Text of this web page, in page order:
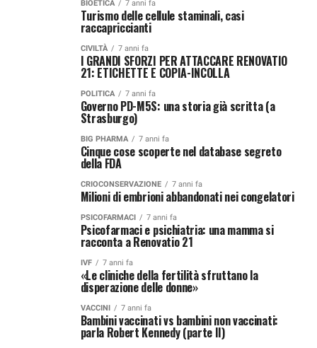
BIOETICA 7 anni fa
Turismo delle cellule staminali, casi
raccapriccianti
CIVILTÀ 7 anni fa
I GRANDI SFORZI PER ATTACCARE RENOVATIO
21: ETICHETTE E COPIA-INCOLLA
POLITICA 7 anni fa
Governo PD-M5S: una storia già scritta (a
Strasburgo)
BIG PHARMA 7 anni fa
Cinque cose scoperte nel database segreto
della FDA
CRIOCONSERVAZIONE 7 anni fa
Milioni di embrioni abbandonati nei congelatori
PSICOFARMACI 7 anni fa
Psicofarmaci e psichiatria: una mamma si
racconta a Renovatio 21
IVF 7 anni fa
«Le cliniche della fertilità sfruttano la
disperazione delle donne»
VACCINI 7 anni fa
Bambini vaccinati vs bambini non vaccinati:
parla Robert Kennedy (parte II)